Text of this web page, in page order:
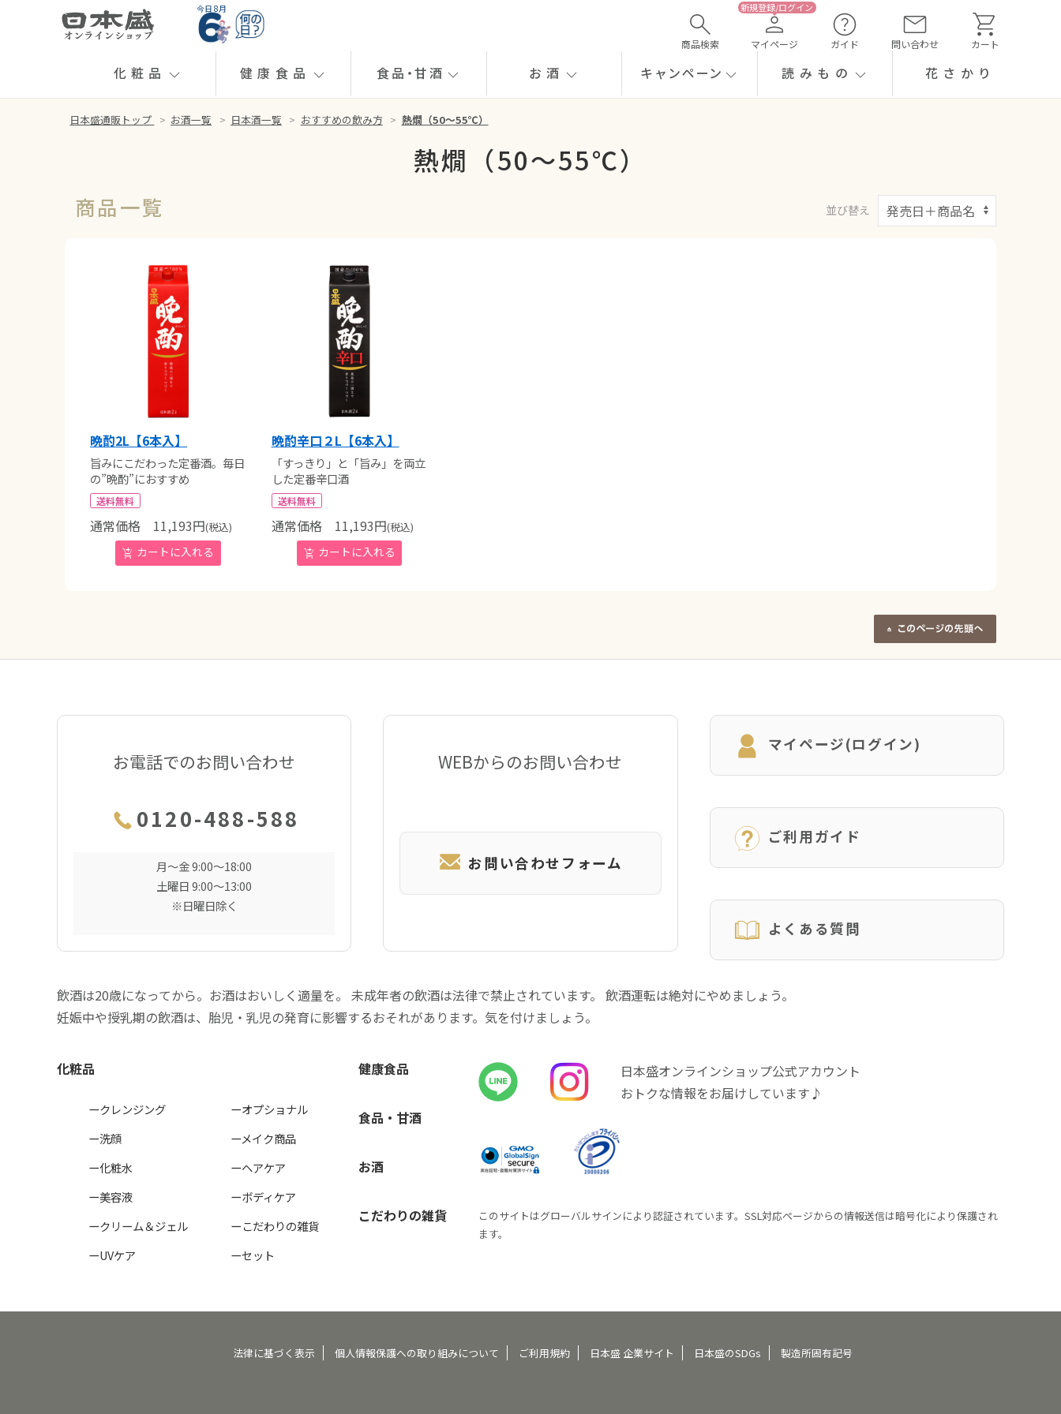
今日 8月
商品検索 マイページ ガイド 問い合わせ カート
化粧品 健康食品 食品・甘酒 お酒 キャンペーン 読みもの 花さかり
日本盛通販トップ > お酒一覧 > 日本酒一覧 > おすすめの飲み方 > 熱燗（50～55℃）
熱燗（50～55℃）
並び替え
商品一覧
晩酌2L【6本入】
旨みにこだわった定番酒。毎日
の”晩酌”におすすめ
送料無料
通常価格 11,193円(税込)
晩酌辛口２L【6本入】
「すっきり」と「旨み」を両立
した定番辛口酒
送料無料
通常価格11,193円(税込)
お電話でのお問い合わせ
0120-488-588
月〜金 9:00〜18:00
土曜日 9:00〜13:00
※日曜日除く
WEBからのお問い合わせ
お問い合わせフォーム
マイページ(ログイン)
ご利用ガイド
よくある質問
飲酒は20歳になってから。お酒はおいしく適量を。 未成年者の飲酒は法律で禁止されています。 飲酒運転は絶対にやめましょう。
妊娠中や授乳期の飲酒は、胎児・乳児の発育に影響するおそれがあります。気を付けましょう。
化粧品
ークレンジング
ー洗顔
ー化粧水
ー美容液
ークリーム＆ジェル
ーUVケア
ーオプショナル
ーメイク商品
ーヘアケア
ーボディケア
ーこだわりの雑貨
ーセット
健康食品
食品・甘酒
お酒
こだわりの雑貨
日本盛オンラインショップ公式アカウント
おトクな情報をお届けしています♪
このサイトはグローバルサインにより認証されています。SSL対応ページからの情報送信は暗号化により保護され
ます。
法律に基づく表示 個人情報保護への取り組みについて ご利用規約 日本盛 企業サイト 日本盛のSDGs 製造所固有記号